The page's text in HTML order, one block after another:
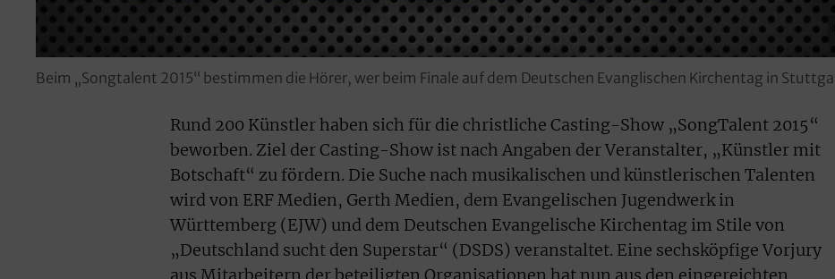
Beim „Songtalent 2015“ bestimmen die Hörer, wer beim Finale auf dem Deutschen Evanglischen Kirchentag in
Rund 200 Künstler haben sich für die christliche Casting-Show „SongTalent 2015“
beworben. Ziel der Casting-Show ist nach Angaben der Veranstalter, „Künstler mit
Botschaft“ zu fördern. Die Suche nach musikalischen und künstlerischen Talenten
wird von ERF Medien, Gerth Medien, dem Evangelischen Jugendwerk in
Württemberg (EJW) und dem Deutschen Evangelische Kirchentag im Stile von
„Deutschland sucht den Superstar“ (DSDS) veranstaltet. Eine sechsköpfige Vorjury